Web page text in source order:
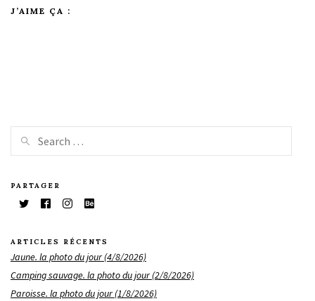
J’AIME ÇA :
PARTAGER
ARTICLES RÉCENTS
Jaune. la photo du jour (4/8/2026)
Camping sauvage. la photo du jour (2/8/2026)
Paroisse. la photo du jour (1/8/2026)